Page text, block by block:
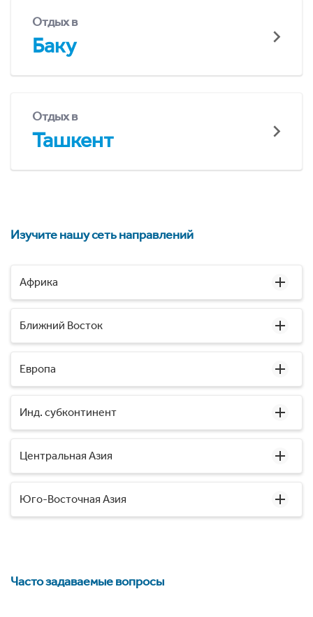
Отдых в
Баку
Отдых в
Ташкент
Изучите нашу сеть направлений
Африка
Ближний Восток
Европа
Инд. субконтинент
Центральная Азия
Юго-Восточная Азия
Часто задаваемые вопросы